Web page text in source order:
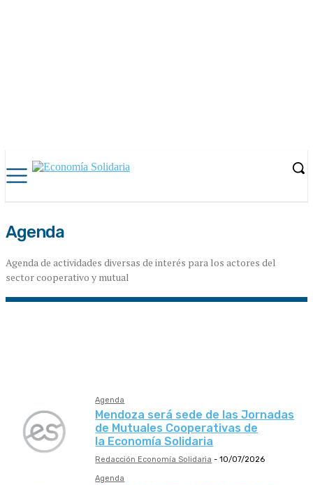
Agenda
Agenda de actividades diversas de interés para los actores del
sector cooperativo y mutual
Agenda
Mendoza será sede de las Jornadas
de Mutuales Cooperativas de
la Economía Solidaria
Redacción Economía Solidaria - 10/07/2026
Agenda